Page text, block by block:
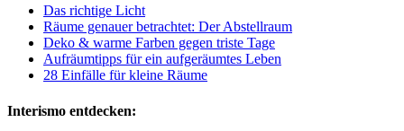
Das richtige Licht
Räume genauer betrachtet: Der Abstellraum
Deko & warme Farben gegen triste Tage
Aufräumtipps für ein aufgeräumtes Leben
28 Einfälle für kleine Räume
Interismo entdecken: